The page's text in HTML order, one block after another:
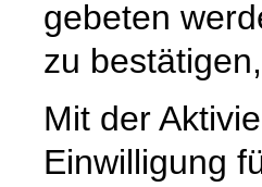
gebeten
zu
Mit der
Einwilligung